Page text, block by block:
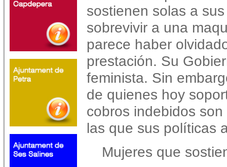
sostienen solas a
sobrevivir a una
parece haber
prestación. Su
feminista. Sin
de quienes hoy
cobros indebidos
las que sus políticas
Mujeres que